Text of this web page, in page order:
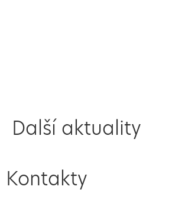
Další aktuality
Kontakty